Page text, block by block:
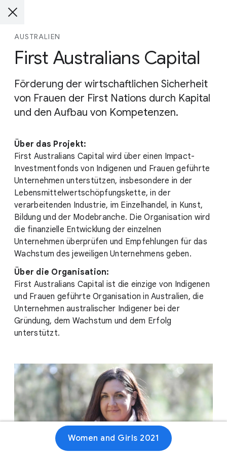
AUSTRALIEN
First Australians Capital
Förderung der wirtschaftlichen Sicherheit
von Frauen der First Nations durch Kapital
und den Aufbau von Kompetenzen.
Über das Projekt:
First Australians Capital wird über einen Impact-
Investmentfonds von Indigenen und Frauen geführte
Unternehmen unterstützen, insbesondere in der
Lebensmittelwertschöpfungskette, in der
verarbeitenden Industrie, im Einzelhandel, in Kunst,
Bildung und der Modebranche. Die Organisation wird
die finanzielle Entwicklung der einzelnen
Unternehmen überprüfen und Empfehlungen für das
Wachstum des jeweiligen Unternehmens geben.
Über die Organisation:
First Australians Capital ist die einzige von Indigenen
und Frauen geführte Organisation in Australien, die
Unternehmen australischer Indigener bei der
Gründung, dem Wachstum und dem Erfolg
unterstützt.
Women and Girls 2021